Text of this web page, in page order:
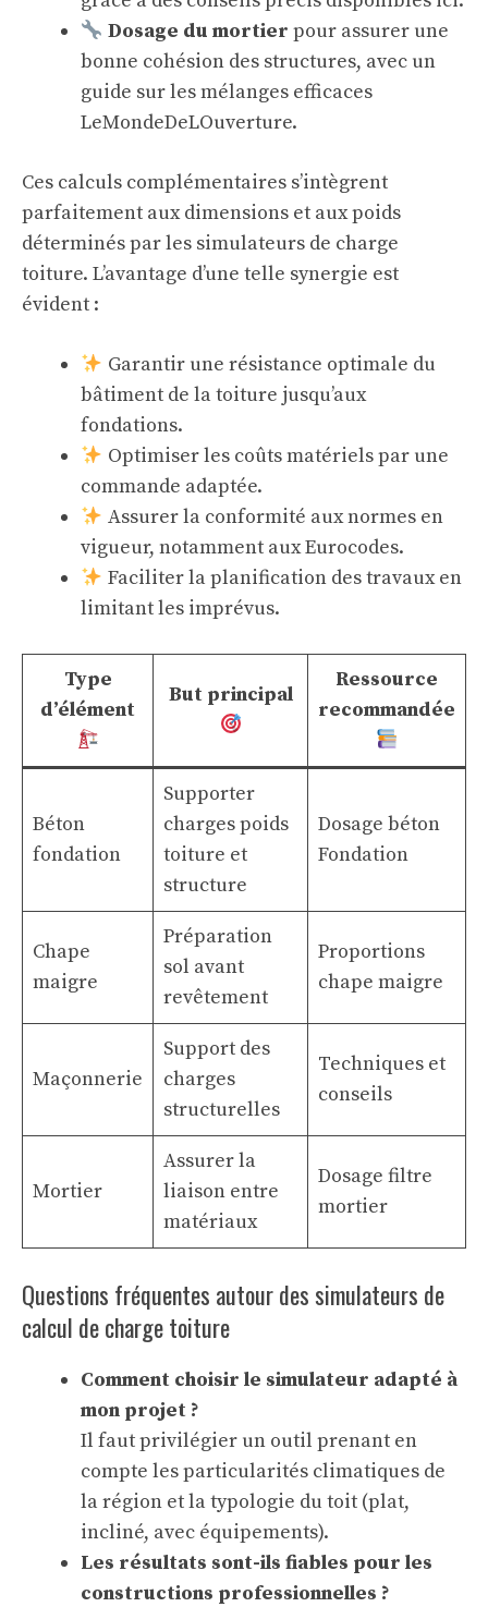
Dosage du mortier pour assurer une
bonne cohésion des structures, avec un
guide sur les mélanges efficaces
LeMondeDeLOuverture.
Ces calculs complémentaires s’intègrent
parfaitement aux dimensions et aux poids
déterminés par les simulateurs de charge
toiture. L’avantage d’une telle synergie est
évident :
Garantir une résistance optimale du
bâtiment de la toiture jusqu’aux
fondations.
Optimiser les coûts matériels par une
commande adaptée.
Assurer la conformité aux normes en
vigueur, notamment aux Eurocodes.
Faciliter la planification des travaux en
limitant les imprévus.
Type
d’élément
But principal
Ressource
recommandée
Béton
fondation
Supporter
charges poids
toiture et
structure
Dosage béton
Fondation
Chape
maigre
Préparation
sol avant
revêtement
Proportions
chape maigre
Maçonnerie
Support des
charges
structurelles
Techniques et
conseils
Mortier
Assurer la
liaison entre
matériaux
Dosage filtre
mortier
Questions fréquentes autour des simulateurs de
calcul de charge toiture
Comment choisir le simulateur adapté à
mon projet ?
Il faut privilégier un outil prenant en
compte les particularités climatiques de
la région et la typologie du toit (plat,
incliné, avec équipements).
Les résultats sont-ils fiables pour les
constructions professionnelles ?